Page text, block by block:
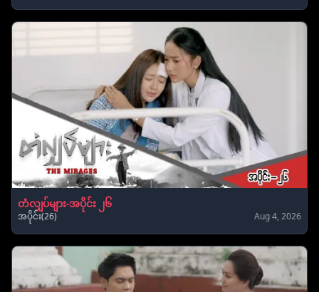
တံလျှပ်များ-အပိုင်း ၂၆
အပိုင်း(26) Aug 4, 2026